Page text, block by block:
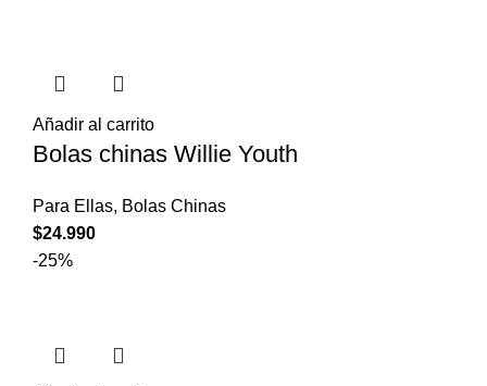
Añadir al carrito
Bolas chinas Willie Youth
Para Ellas, Bolas Chinas
$24.990
-25%